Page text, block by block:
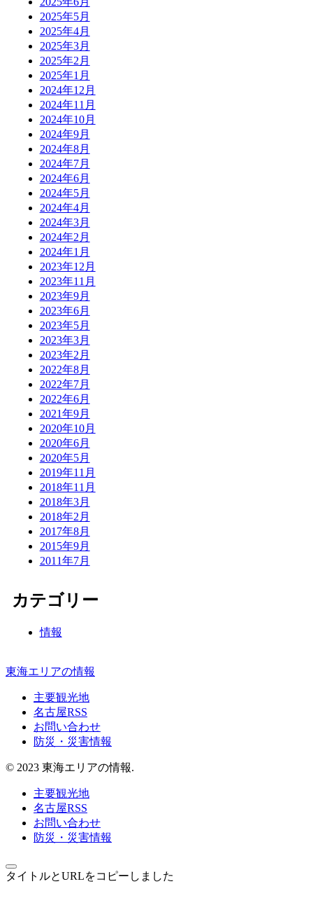
2025年5月
2025年4月
2025年3月
2025年2月
2025年1月
2024年12月
2024年11月
2024年10月
2024年9月
2024年8月
2024年7月
2024年6月
2024年5月
2024年4月
2024年3月
2024年2月
2024年1月
2023年12月
2023年11月
2023年9月
2023年6月
2023年5月
2023年3月
2023年2月
2022年8月
2022年7月
2022年6月
2021年9月
2020年10月
2020年6月
2020年5月
2019年11月
2018年11月
2018年3月
2018年2月
2017年8月
2015年9月
2011年7月
カテゴリー
情報
東海エリアの情報
主要観光地
名古屋RSS
お問い合わせ
防災・災害情報
© 2023 東海エリアの情報.
主要観光地
名古屋RSS
お問い合わせ
防災・災害情報
タイトルとURLをコピーしました